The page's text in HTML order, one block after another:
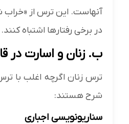
آنهاست. این ترس از
در برخی رفتار‌ها اشتباه کنند.
ب. زنان و اسارت در
ترس زنان اگرچه اغلب با
شرح هستند:
سناریو‌نویسی اجباری